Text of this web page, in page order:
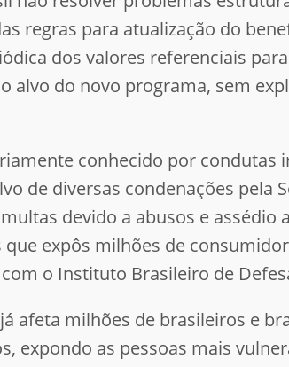
regras para atualização do
dos valores referenciais
alvo do novo programa, sem
conhecido por condutas
de diversas condenações pela
devido a abusos e assédio
expôs milhões de
o Instituto Brasileiro de
afeta milhões de brasileiros e
expondo as pessoas mais